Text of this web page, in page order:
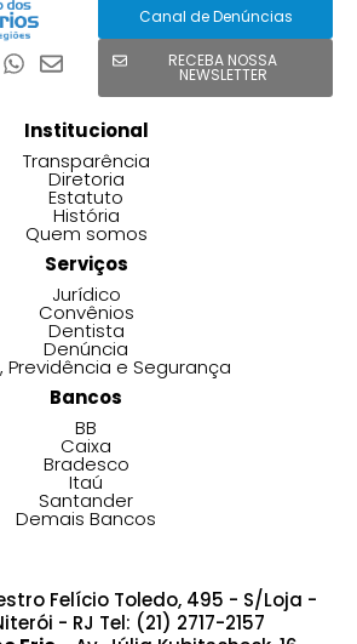
Canal de Denúncias
RECEBA NOSSA
NEWSLETTER
Institucional
Transparência
Diretoria
Estatuto
História
Quem somos
Serviços
Jurídico
Convênios
Dentista
Denúncia
Previdência e Segurança
Bancos
BB
Caixa
Bradesco
Itaú
Santander
Demais Bancos
Felício Toledo, 495 - S/Loja -
- RJ Tel: (21) 2717-2157